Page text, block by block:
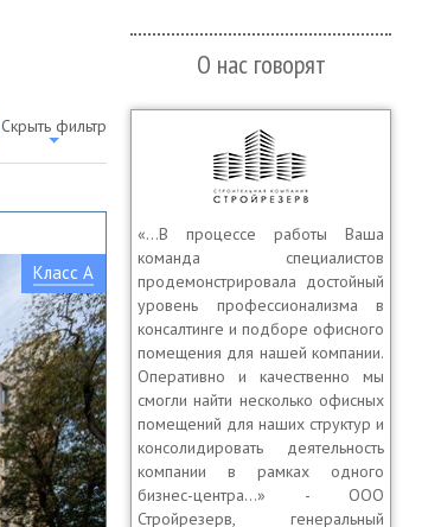
Скрыть фильтр
Класс A
О нас говорят
«…В процессе работы Ваша
команда специалистов
продемонстрировала достойный
уровень профессионализма в
консалтинге и подборе офисного
помещения для нашей компании.
Оперативно и качественно мы
смогли найти несколько офисных
помещений для наших структур и
консолидировать деятельность
компании в рамках одного
бизнес-центра…» - ООО
Стройрезерв, генеральный